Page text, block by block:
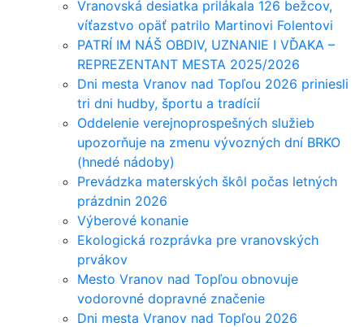
Vranovská desiatka prilákala 126 bežcov,
víťazstvo opäť patrilo Martinovi Folentovi
PATRÍ IM NÁŠ OBDIV, UZNANIE I VĎAKA –
REPREZENTANT MESTA 2025/2026
Dni mesta Vranov nad Topľou 2026 priniesli
tri dni hudby, športu a tradícií
Oddelenie verejnoprospešných služieb
upozorňuje na zmenu vývozných dní BRKO
(hnedé nádoby)
Prevádzka materských škôl počas letných
prázdnin 2026
Výberové konanie
Ekologická rozprávka pre vranovských
prvákov
Mesto Vranov nad Topľou obnovuje
vodorovné dopravné značenie
Dni mesta Vranov nad Topľou 2026